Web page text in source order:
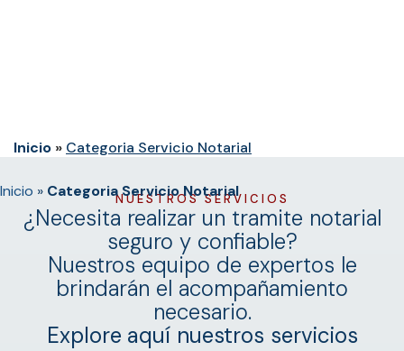
Inicio » Categoria Servicio Notarial
Inicio » Categoria Servicio Notarial
NUESTROS SERVICIOS
¿Necesita realizar un tramite notarial
seguro y confiable?
Nuestros equipo de expertos le
brindarán el acompañamiento
necesario.
Explore aquí nuestros servicios